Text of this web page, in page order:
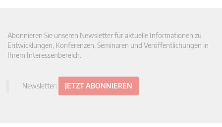
Abonnieren Sie unseren Newsletter für aktuelle Informationen zu
Entwicklungen, Konferenzen, Seminaren und Veröffentlichungen in
Ihrem Interessenbereich.
Newsletter: JETZT ABONNIEREN